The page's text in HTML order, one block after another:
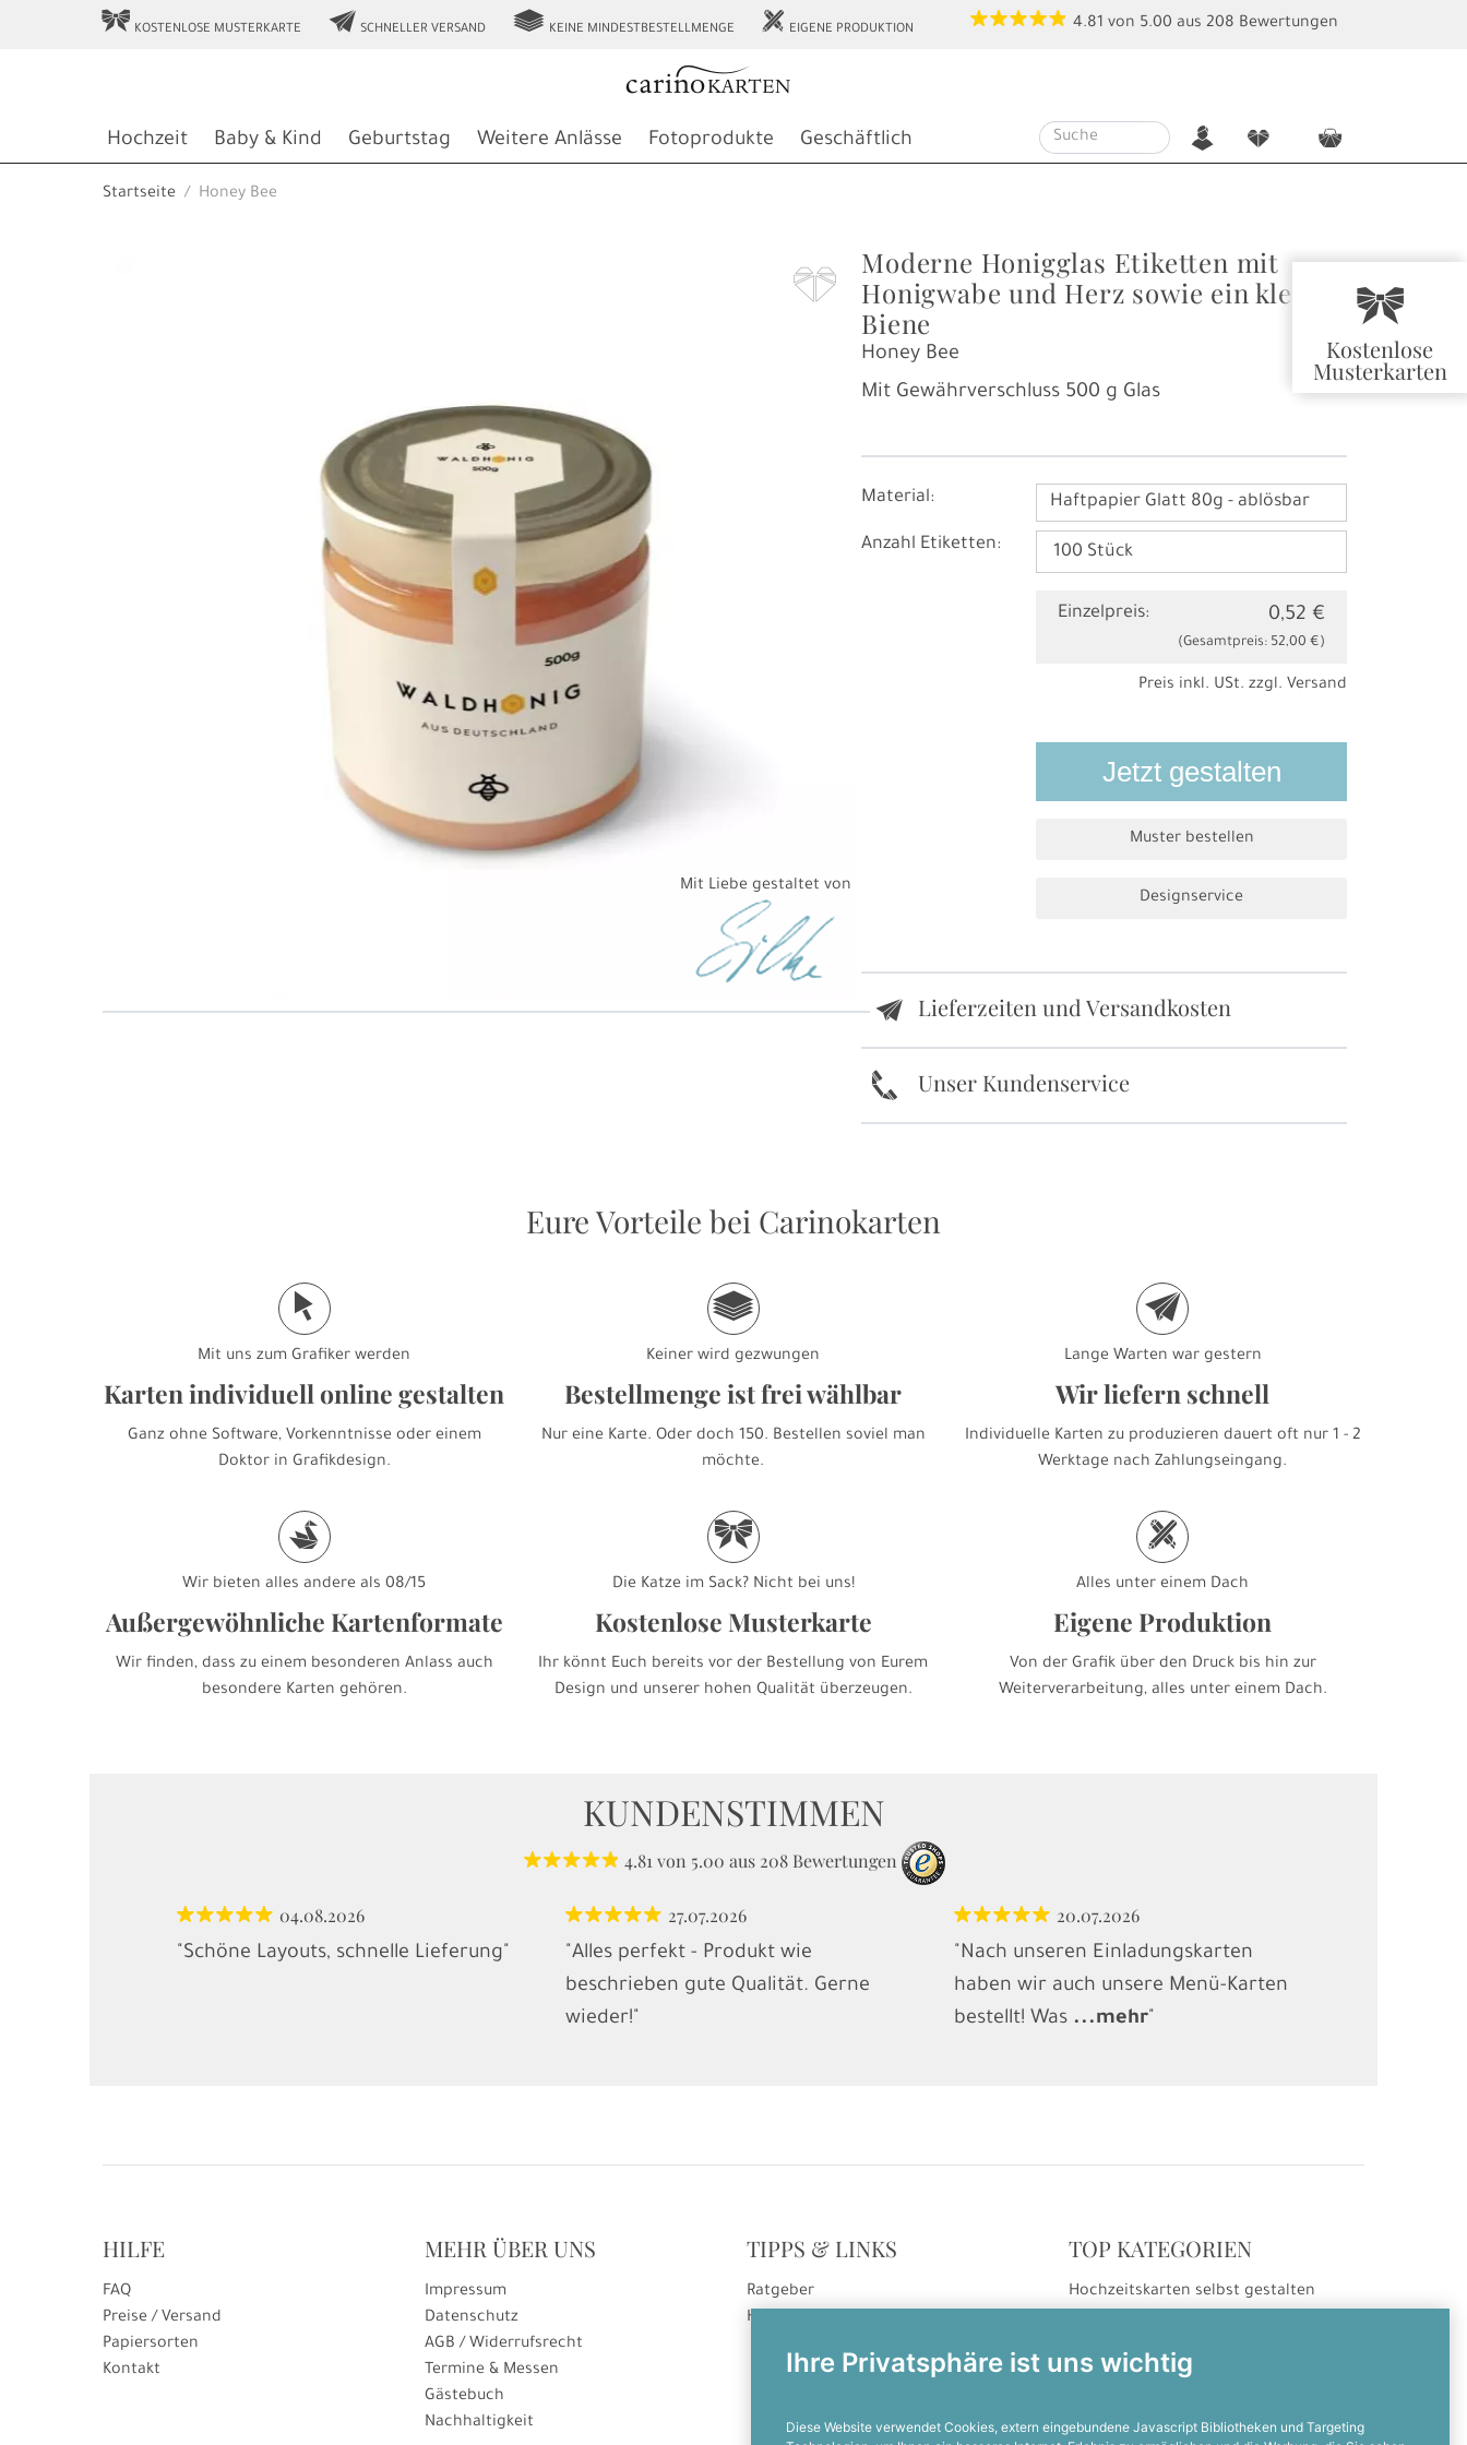
r
Kostenlose
Musterkarten
Ihre Privatsphäre ist uns wichtig
Diese Website verwendet Cookies, extern eingebundene Javascript Bibliotheken und Targeting
r KOSTENLOSE MUSTERKARTE e SCHNELLER VERSAND g KEINE MINDESTBESTELLMENGE h EIGENE PRODUKTION 4.81 von 5.00 aus 208 Bewertungen
Hochzeit Baby & Kind Geburtstag Weitere Anlässe Fotoprodukte Geschäftlich n f c
Startseite Honey Bee
F
Mit Liebe gestaltet von
Moderne Honigglas Etiketten mit
Honigwabe und Herz sowie ein kleine
Biene
Honey Bee
Mit Gewährverschluss 500 g Glas
Material: Haftpapier Glatt 80g - ablösbar
Anzahl Etiketten:
Einzelpreis: 0,52 €
(Gesamtpreis: 52,00 €)
Preis inkl. USt. zzgl. Versand
Jetzt gestalten
Muster bestellen
Designservice
e Lieferzeiten und Versandkosten
k Unser Kundenservice
Eure Vorteile bei Carinokarten
j
Mit uns zum Grafiker werden
Karten individuell online gestalten
Ganz ohne Software, Vorkenntnisse oder einem
Doktor in Grafikdesign.
g
Keiner wird gezwungen
Bestellmenge ist frei wählbar
Nur eine Karte. Oder doch 150. Bestellen soviel man
möchte.
e
Lange Warten war gestern
Wir liefern schnell
Individuelle Karten zu produzieren dauert oft nur 1 - 2
Werktage nach Zahlungseingang.
s
Wir bieten alles andere als 08/15
Außergewöhnliche Kartenformate
Wir finden, dass zu einem besonderen Anlass auch
besondere Karten gehören.
r
Die Katze im Sack? Nicht bei uns!
Kostenlose Musterkarte
Ihr könnt Euch bereits vor der Bestellung von Eurem
Design und unserer hohen Qualität überzeugen.
h
Alles unter einem Dach
Eigene Produktion
Von der Grafik über den Druck bis hin zur
Weiterverarbeitung, alles unter einem Dach.
KUNDENSTIMMEN
4.81von 5.00 aus 208 Bewertungen
04.08.2026
"Schöne Layouts, schnelle Lieferung"
27.07.2026
"Alles perfekt - Produkt wie
beschrieben gute Qualität. Gerne
wieder!"
20.07.2026
"Nach unseren Einladungskarten
haben wir auch unsere Menü-Karten
bestellt! Was ...mehr
HILFE
FAQ
Preise / Versand
Papiersorten
Kontakt
MEHR ÜBER UNS
Impressum
Datenschutz
AGB / Widerrufsrecht
Termine & Messen
Gästebuch
Nachhaltigkeit
TIPPS & LINKS
Ratgeber
Hinweise zur Gutscheineinlösung
TOP KATEGORIEN
Hochzeitskarten selbst gestalten
Einladungskarten selbst gestalten